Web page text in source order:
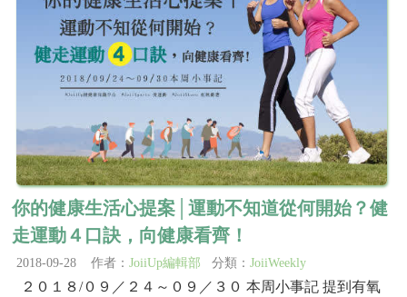
你的健康生活心提案│運動不知道從何開始？健
走運動４口訣，向健康看齊！
2018-09-28 作者： JoiiUp編輯部 分類： JoiiWeekly
２０１８/０９／２４～０９／３０ 本周小事記 提到有氧